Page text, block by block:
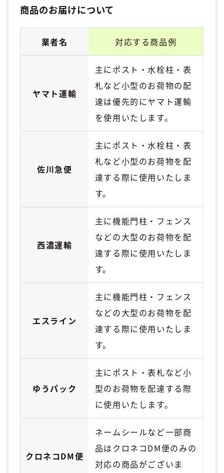
商品のお届けについて
業者名 対応する商品例
ヤマト運輸
主にポスト・水栓柱・表
札など小型のお荷物の配
達は優先的にヤマト運輸
を使用いたします。
佐川急便
主にポスト・水栓柱・表
札など小型のお荷物を配
達する際に使用いたしま
す。
西濃運輸
主に機能門柱・フェンス
などの大型のお荷物を配
達する際に使用いたしま
す。
エスライン
主に機能門柱・フェンス
などの大型のお荷物を配
達する際に使用いたしま
す。
ゆうパック
主にポスト・表札など小
型のお荷物を配達する際
に使用いたします。
クロネコDM便
ネームシールなど一部商
品はクロネコDM便のみの
対応の商品がございま